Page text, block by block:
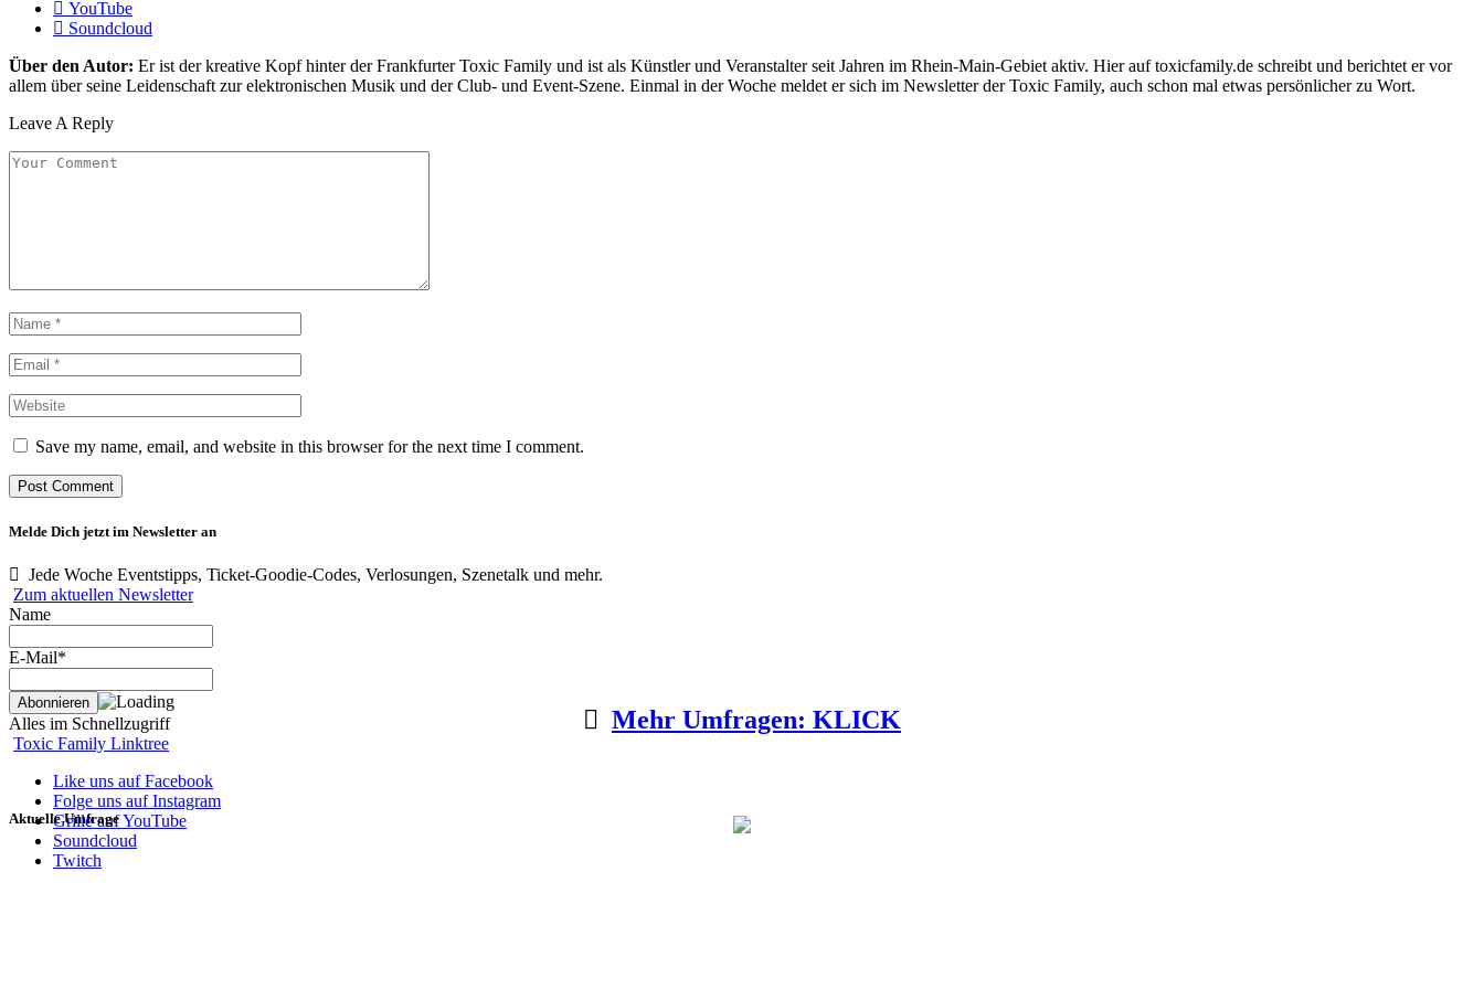
YouTube
Soundcloud
Über den Autor: Er ist der kreative Kopf hinter der Frankfurter Toxic Family und ist als Künstler und Veranstalter seit Jahren im Rhein-Main-Gebiet aktiv. Hier auf toxicfamily.de schreibt und berichtet er vor
allem über seine Leidenschaft zur elektronischen Musik und der Club- und Event-Szene. Einmal in der Woche meldet er sich im Newsletter der Toxic Family, auch schon mal etwas persönlicher zu Wort.
Leave A Reply
Save my name, email, and website in this browser for the next time I comment.
Melde Dich jetzt im Newsletter an
Jede Woche Eventstipps, Ticket-Goodie-Codes, Verlosungen, Szenetalk und mehr.
Zum aktuellen Newsletter
Name
E-Mail*
Alles im Schnellzugriff
Toxic Family Linktree
Like uns auf Facebook
Folge uns auf Instagram
Grille auf YouTube
Soundcloud
Twitch
Aktuelle Umfrage
Mehr Umfragen: KLICK